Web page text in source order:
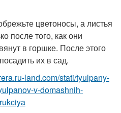
цветоносы, а листья
после того, как они
в горшке. После этого
их в сад.
land.com/stati/tyulpany-
v-domashnih-